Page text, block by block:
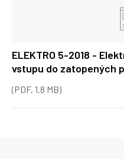
ELEKTRO 5-2018 -
vstupu do zatopených
(PDF, 1.8 MB)